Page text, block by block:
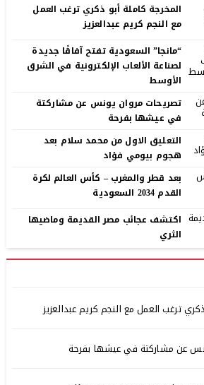
المخرجة كاملة أبو ذكري ترغب العمل
مع النجم كريم عبدالعزيز
“مانجا” السعودية تفتح آفاقًا جديدة
لصناعة الألعاب الإلكترونية في الشرق
الأوسط
تصريحات مروان يونس عن مشاركتة
في عيشها بفرحة
التعليق الاول من محمد سلام بعد
هجوم بيومي فؤاد
بعد قطر والمغرب – كأس العالم لكرة
القدم 2034 السعودية
اكتشف عجائب مصر القديمة وماضيها
الثري
ترغب العمل مع النجم كريم عبدالعزيز
عن مشاركتة في عيشها بفرحة